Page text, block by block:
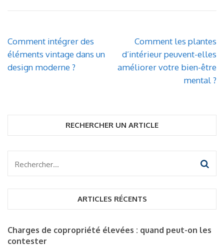
Navigation
de
l’article
Comment intégrer des
éléments vintage dans un
design moderne ?
Comment les plantes
d’intérieur peuvent-elles
améliorer votre bien-être
mental ?
RECHERCHER UN ARTICLE
Rechercher :
ARTICLES RÉCENTS
Charges de copropriété élevées : quand peut-on les
contester